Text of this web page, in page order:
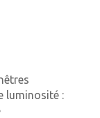
luminosité :